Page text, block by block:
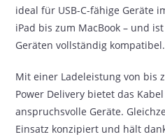
ideal für USB-C-fähige Geräte
iPad bis zum MacBook – und
Geräten vollständig kompatibel.
Mit einer Ladeleistung von bis
Power Delivery bietet das
anspruchsvolle Geräte.
Einsatz konzipiert und hält